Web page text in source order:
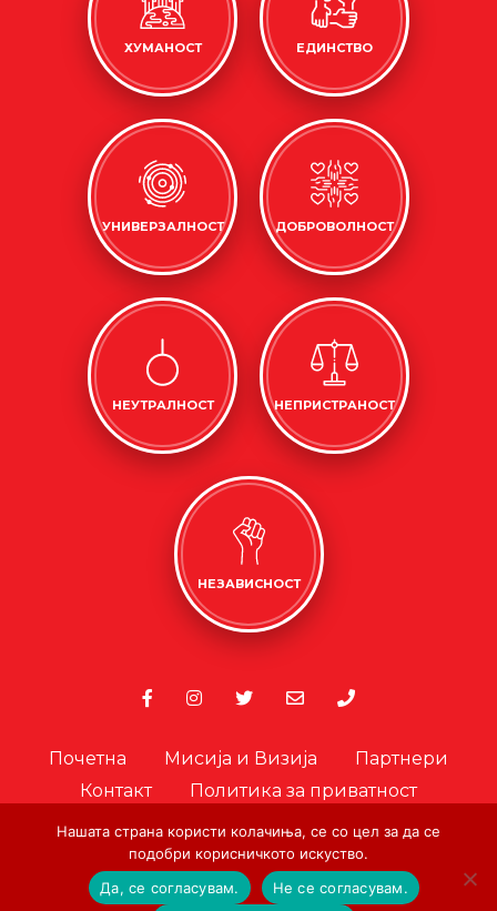
ХУМАНОСТ ЕДИНСТВО
УНИВЕРЗАЛНОСТ ДОБРОВОЛНОСТ
НЕУТРАЛНОСТ НЕПРИСТРАНОСТ
НЕЗАВИСНОСТ
Почетна Мисија и Визија
Партнери
Контакт
Политика за приватност
Политика за колачиња
Офицер за лични податоци
Нашата страна користи колачиња, се со цел за да се
подобри корисничкото искуство.
Да, се согласувам.
Не се согласувам.